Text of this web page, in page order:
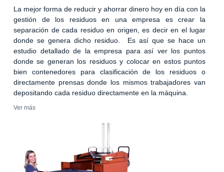
La mejor forma de reducir y ahorrar dinero hoy en día con la
gestión de los residuos en una empresa es crear la
separación de cada residuo en origen, es decir en el lugar
donde se genera dicho residuo. Es así que se hace un
estudio detallado de la empresa para así ver los puntos
donde se generan los residuos y colocar en estos puntos
bien contenedores para clasificación de los residuos o
directamente prensas donde los mismos trabajadores van
depositando cada residuo directamente en la máquina.
Ver más